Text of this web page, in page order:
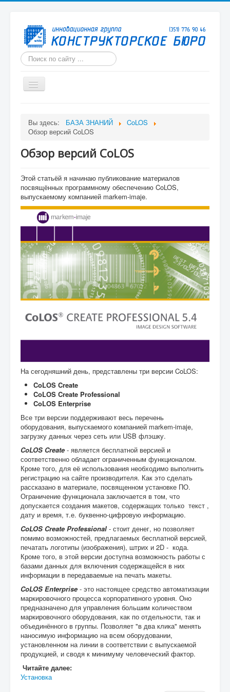
Искать...
Включить/
выключить
О КОМПАНИИ
УСЛУГИ
ФОРУМ
БАЗА ЗНАНИЙ
КАРТА САЙТА
Вы здесь: БАЗА ЗНАНИЙ
CoLOS
Обзор версий CoLOS
Обзор версий CoLOS
Этой статьёй я начинаю публикование материалов
посвящённых программному обеспечению CoLOS,
выпускаемому компанией markem-imaje.
На сегодняшний день, представлены три версии CoLOS:
CoLOS Create
CoLOS Create Professional
CoLOS Enterprise
Все три версии поддерживают весь перечень
оборудования, выпускаемого компанией markem-imaje,
загрузку данных через сеть или USB флэшку.
CoLOS Create - является бесплатной версией и
соответственно обладает ограниченным функционалом.
Кроме того, для её использования необходимо выполнить
регистрацию на сайте производителя. Как это сделать
рассказано в материале, посвященном установке ПО.
Ограничение функционала заключается в том, что
допускается создания макетов, содержащих только текст ,
дату и время, т.е. буквенно-цифровую информацию.
CoLOS Create Professional - стоит денег, но позволяет
помимо возможностей, предлагаемых бесплатной версией,
печатать логотипы (изображения), штрих и 2D - кода.
Кроме того, в этой версии доступна возможность работы с
базами данных для включения содержащейся в них
информации в передаваемые на печать макеты.
CoLOS Enterprise - это настоящее средство автоматизации
маркировочного процесса корпоративного уровня. Оно
предназначено для управления большим количеством
маркировочного оборудования, как по отдельности, так и
объединённого в группы. Позволяет "в два клика" менять
наносимую информацию на всем оборудовании,
установленном на линии в соответствии с выпускаемой
продукцией, и сводя к минимуму человеческий фактор.
Читайте далее:
Установка